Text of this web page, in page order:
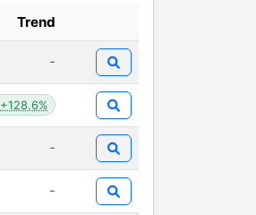
Trend
-
+128.6%
-
-